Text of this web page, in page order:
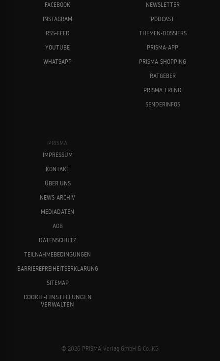
FACEBOOK
INSTAGRAM
RSS-FEED
YOUTUBE
WHATSAPP
NEWSLETTER
PODCAST
THEMEN-DOSSIERS
PRISMA-APP
PRISMA-SHOPPING
RATGEBER
PRISMA TREND
SENDERINFOS
PRISMA
IMPRESSUM
KONTAKT
ÜBER UNS
NEWS-ARCHIV
MEDIADATEN
AGB
DATENSCHUTZ
TEILNAHMEBEDINGUNGEN
BARRIEREFREIHEITSERKLÄRUNG
SITEMAP
COOKIE-EINSTELLUNGEN
VERWALTEN
© 2026 PRISMA-Verlag GmbH & Co. KG